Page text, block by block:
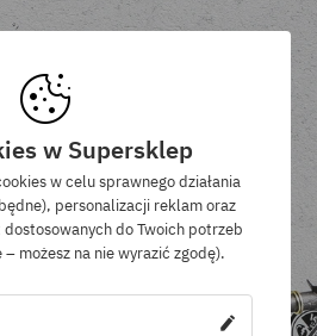
w Supersklep
w celu sprawnego działania
personalizacji reklam oraz
dostosowanych do Twoich potrzeb
możesz na nie wyrazić zgodę).